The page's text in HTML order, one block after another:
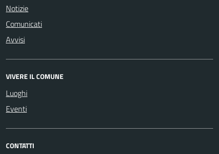
Notizie
Comunicati
Avvisi
VIVERE IL COMUNE
Luoghi
Eventi
CONTATTI